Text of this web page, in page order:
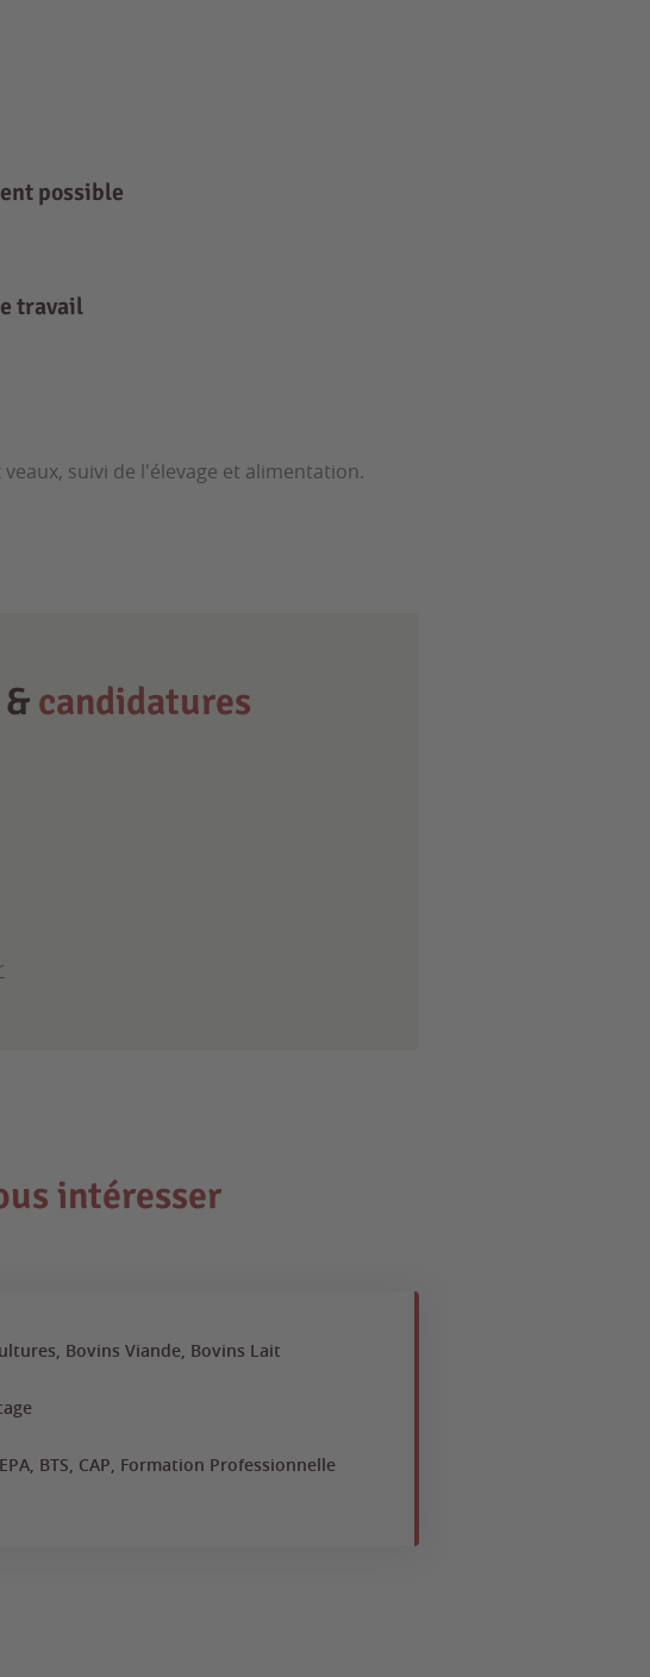
possible
travail
suivi de l'élevage et alimentation.
candidatures
intéresser
Bovins Viande, Bovins Lait
BTS, CAP, Formation Professionnelle